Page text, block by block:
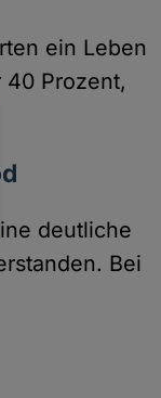
ein Leben
Prozent,
deutliche
Bei